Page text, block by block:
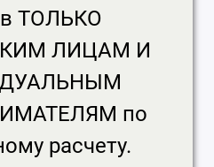
для лепки
Срок доставки
ТОЛЬКО
ЛИЦАМ И
по
расчету.